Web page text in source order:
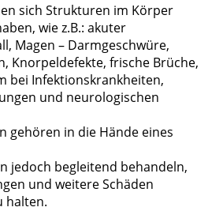
sich Strukturen im Körper
wie z.B.: akuter
Magen – Darmgeschwüre,
Knorpeldefekte, frische Brüche,
bei Infektionskrankheiten,
und neurologischen
gehören in die Hände eines
jedoch begleitend behandeln,
und weitere Schäden
halten.